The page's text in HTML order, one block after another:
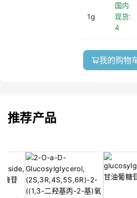
1g
国内
现货:
4
我的购物
推荐产品